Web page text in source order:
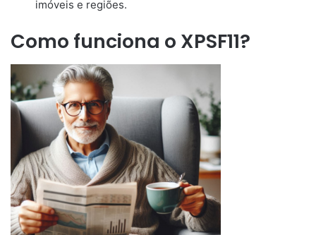
imóveis e regiões.
Como funciona o XPSF11?